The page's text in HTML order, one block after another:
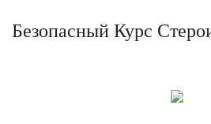
Безопасный Курс